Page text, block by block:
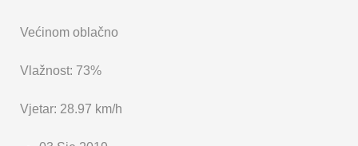
Većinom oblačno
Vlažnost: 73%
Vjetar: 28.97 km/h